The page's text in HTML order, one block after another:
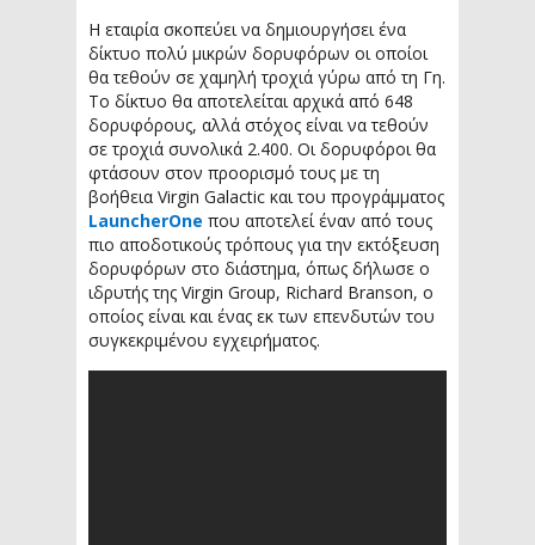
Η εταιρία σκοπεύει να δημιουργήσει ένα
δίκτυο πολύ μικρών δορυφόρων οι οποίοι
θα τεθούν σε χαμηλή τροχιά γύρω από τη Γη.
Το δίκτυο θα αποτελείται αρχικά από 648
δορυφόρους, αλλά στόχος είναι να τεθούν
σε τροχιά συνολικά 2.400. Οι δορυφόροι θα
φτάσουν στον προορισμό τους με τη
βοήθεια Virgin Galactic και του προγράμματος
LauncherOne που αποτελεί έναν από τους
πιο αποδοτικούς τρόπους για την εκτόξευση
δορυφόρων στο διάστημα, όπως δήλωσε ο
ιδρυτής της Virgin Group, Richard Branson, ο
οποίος είναι και ένας εκ των επενδυτών του
συγκεκριμένου εγχειρήματος.